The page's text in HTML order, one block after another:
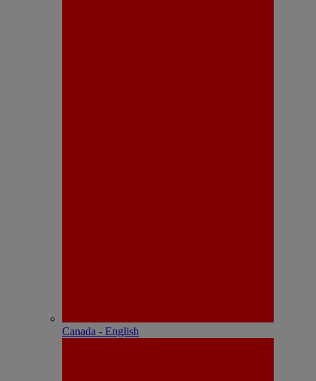
Canada - English